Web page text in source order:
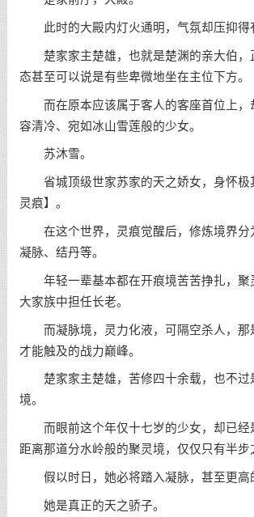
此时的大殿内灯火通明，气氛却压抑得
楚家家主楚雄，也就是楚渊的亲大伯，
态甚至可以说是有些卑微地坐在主位下方。
而在原本应该属于客人的客座首位上，
容清冷、宛如冰山雪莲般的少女。
苏沐雪。
省城顶级世家苏家的天之娇女，身怀极
灵痕】。
在这个世界，灵痕觉醒后，修炼境界分
凝脉、结丹等。
年轻一辈基本都在开痕境苦苦挣扎，聚
大家族中担任长老。
而凝脉境，灵力化液，可隔空杀人，那
才能触及的战力巅峰。
楚家家主楚雄，苦修四十余载，也不过
境。
而眼前这个年仅十七岁的少女，却已经
距离那道分水岭般的聚灵境，仅仅只有半步
假以时日，她必将踏入凝脉，甚至更高
她是真正的天之骄子。